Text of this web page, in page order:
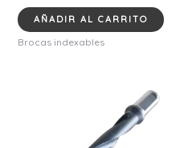
AÑADIR AL CARRITO
Brocas indexables